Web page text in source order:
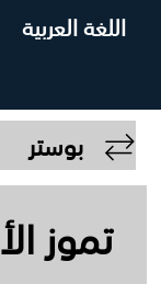
اللغة العربية
بوستر
تموز